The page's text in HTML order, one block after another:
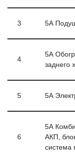
3 5А
4
5А
заднего
5 5А
6
5А
АКП,
система